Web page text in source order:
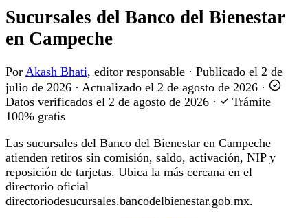
Sucursales del Banco del Bienestar
en Campeche
Por Akash Bhati, editor responsable · Publicado el 2 de
julio de 2026 · Actualizado el 2 de agosto de 2026 ·
Datos verificados el 2 de agosto de 2026 ·
Trámite
100% gratis
Las sucursales del Banco del Bienestar en Campeche
atienden retiros sin comisión, saldo, activación, NIP y
reposición de tarjetas. Ubica la más cercana en el
directorio oficial
directoriodesucursales.bancodelbienestar.gob.mx.